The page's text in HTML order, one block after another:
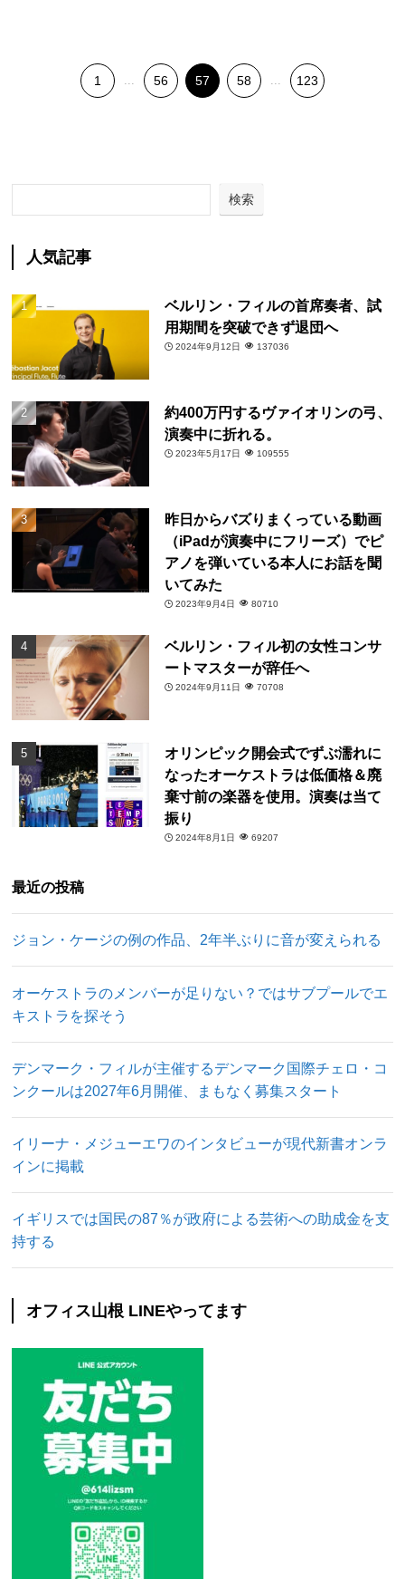
1 56 57 58 123
検索
人気記事
ベルリン・フィルの首席奏者、試
用期間を突破できず退団へ
2024年9月12日 137036
約400万円するヴァイオリンの弓、
演奏中に折れる。
2023年5月17日 109555
昨日からバズりまくっている動画
（iPadが演奏中にフリーズ）でピ
アノを弾いている本人にお話を聞
いてみた
2023年9月4日 80710
ベルリン・フィル初の女性コンサ
ートマスターが辞任へ
2024年9月11日 70708
オリンピック開会式でずぶ濡れに
なったオーケストラは低価格＆廃
棄寸前の楽器を使用。演奏は当て
振り
2024年8月1日 69207
最近の投稿
ジョン・ケージの例の作品、2年半ぶりに音が変えられる
オーケストラのメンバーが足りない？ではサブプールでエ
キストラを探そう
デンマーク・フィルが主催するデンマーク国際チェロ・コ
ンクールは2027年6月開催、まもなく募集スタート
イリーナ・メジューエワのインタビューが現代新書オンラ
インに掲載
イギリスでは国民の87％が政府による芸術への助成金を支
持する
オフィス山根 LINEやってます